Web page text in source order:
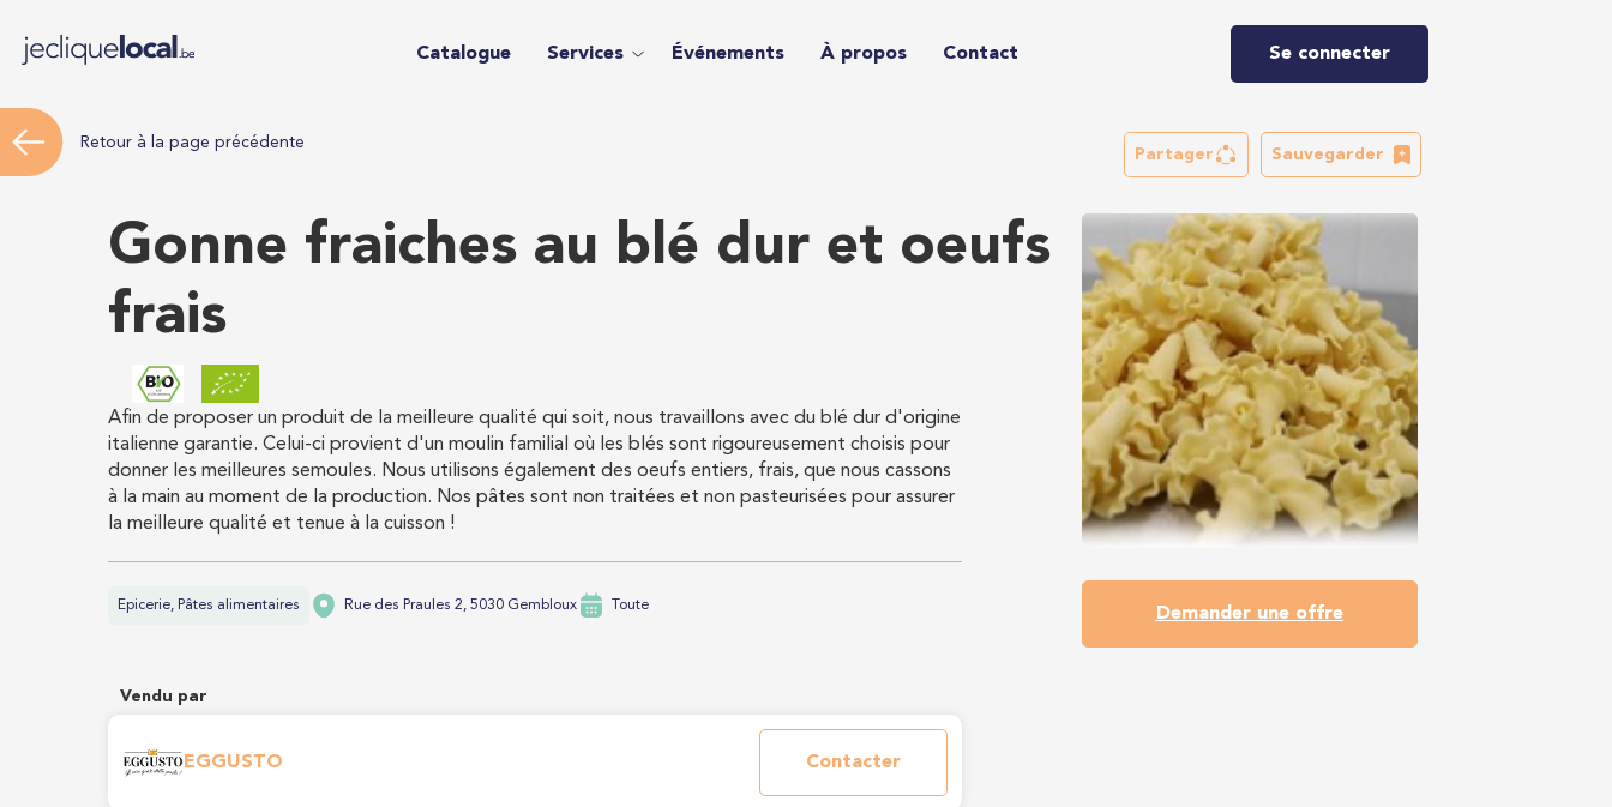
Catalogue Services Événements À propos Contact Se connecter
Retour à la page précédente
Partager Sauvegarder
Gonne fraiches au blé dur et oeufs
frais
Afin de proposer un produit de la meilleure qualité qui soit, nous travaillons avec du blé dur d'origine
italienne garantie. Celui-ci provient d'un moulin familial où les blés sont rigoureusement choisis pour
donner les meilleures semoules. Nous utilisons également des oeufs entiers, frais, que nous cassons
à la main au moment de la production. Nos pâtes sont non traitées et non pasteurisées pour assurer
la meilleure qualité et tenue à la cuisson !
Epicerie, Pâtes alimentaires Rue des Praules 2, 5030 Gembloux Toute
Vendu par
EGGUSTO Contacter
Demander une offre